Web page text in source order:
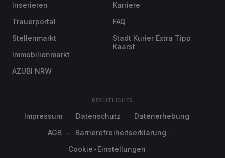
Inserieren
Trauerportal
Stellenmarkt
Immobilienmarkt
AZUBI NRW
Karriere
FAQ
Stadt Kurier Extra Tipp
Kaarst
RECHTLICHES
Impressum Datenschutz
Datenerhebung
AGB
Barrierefreiheitserklärung
Cookie-Einstellungen